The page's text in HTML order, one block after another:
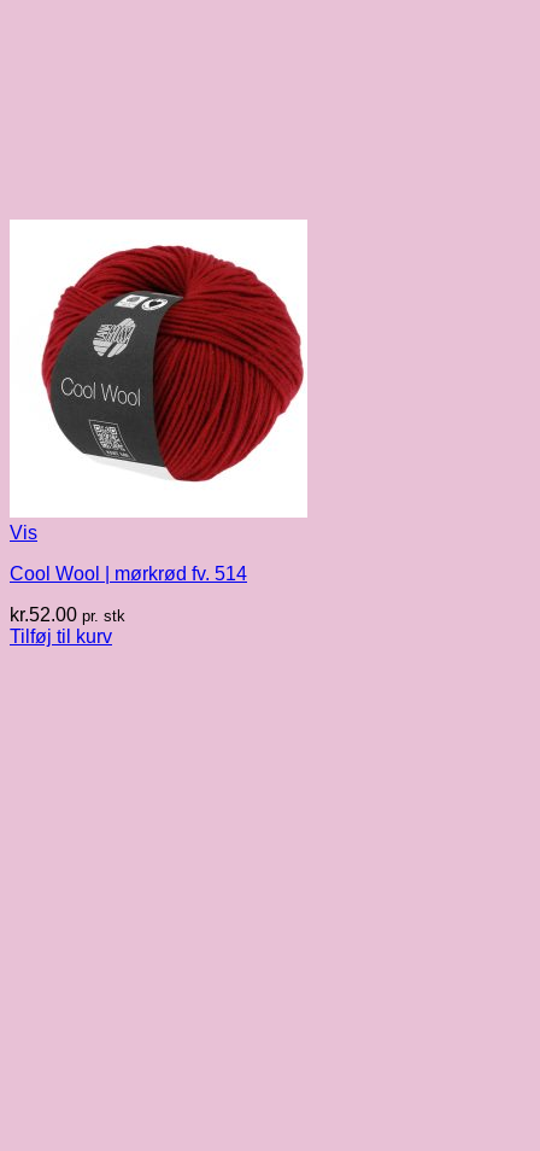
Vis
Cool Wool | mørkrød fv. 514
kr.52.00 pr. stk
Tilføj til kurv